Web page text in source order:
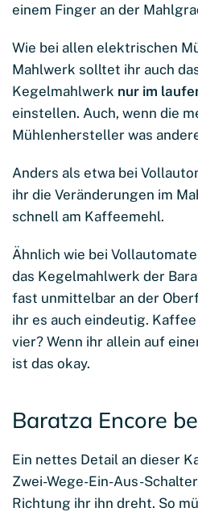
einem Finger an der
Wie bei allen elektrischen
Mahlwerk solltet ihr auch
Kegelmahlwerk nur im
einstellen. Auch, wenn die
Mühlenhersteller was
Anders als etwa bei
ihr die Veränderungen im
schnell am Kaffeemehl.
Ähnlich wie bei
das Kegelmahlwerk der
fast unmittelbar an der
ihr es auch eindeutig.
vier? Wenn ihr allein auf
ist das okay.
Baratza Encore
Ein nettes Detail an dieser
Zwei-Wege-Ein-Aus-
Richtung ihr ihn dreht. So